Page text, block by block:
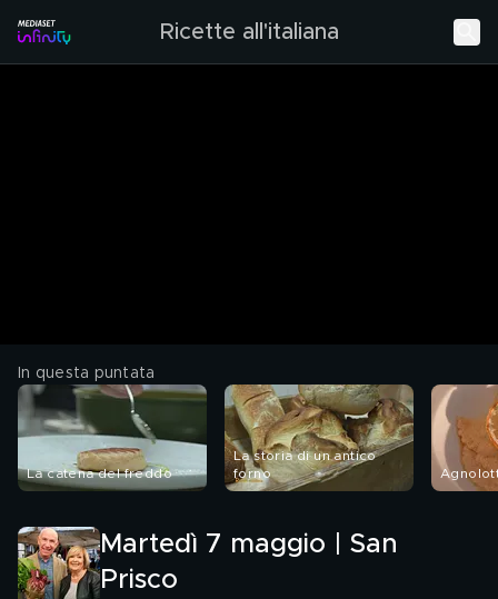
Ricette all'italiana
In questa puntata
La catena del freddo
La storia di un antico
forno
Martedì 7 maggio | San
Prisco